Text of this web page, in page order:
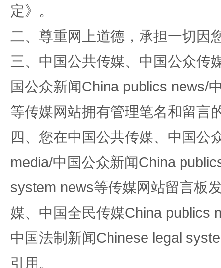
“蜀中异人”王建安的艺术幻境
定》。
二、尊重网上道德，承担一切因
三、中国公共传媒、中国公众传
国公众新闻China publics news/
等传媒网站拥有管理笔名和留言
四、您在中国公共传媒、中国公
media/中国公众新闻China
system news等传媒网站留言板
媒、中国全民传媒China publics
中国法制新闻Chinese legal
引用。